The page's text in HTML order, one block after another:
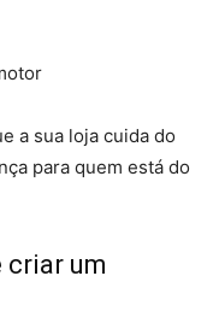
a sua loja cuida do
para quem está do
criar um